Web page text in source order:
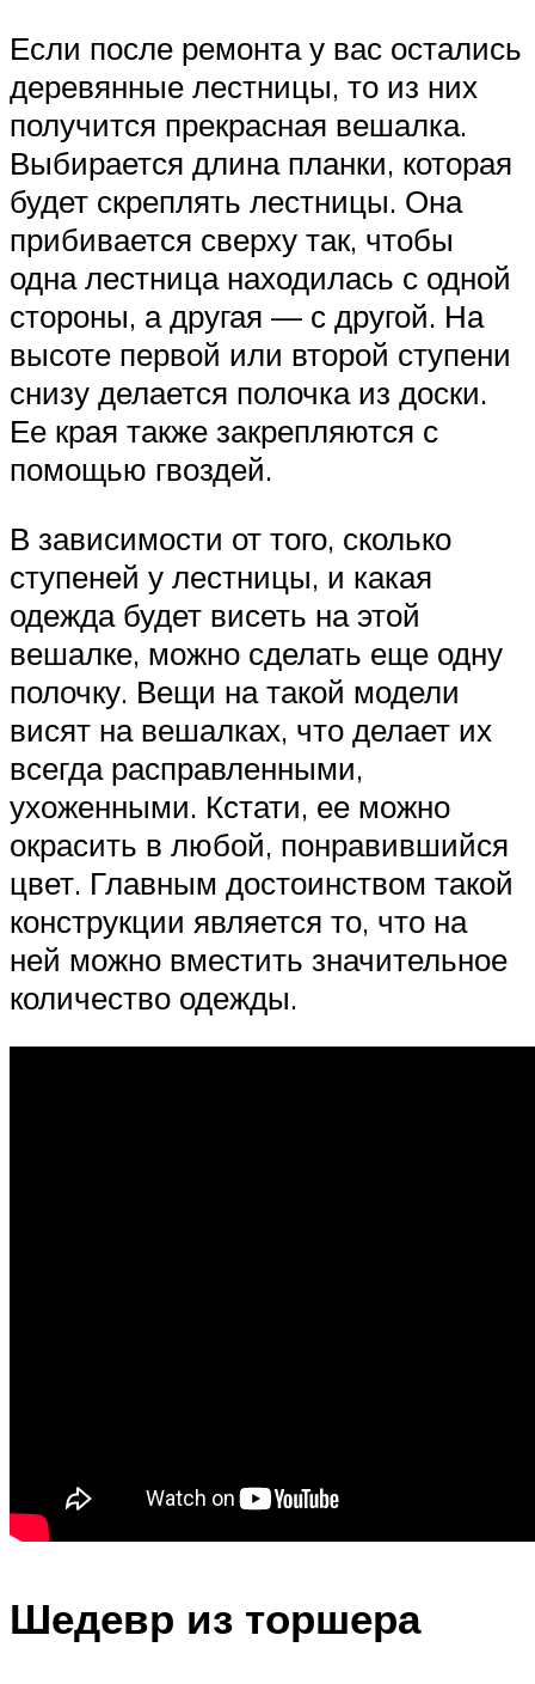
Если после ремонта у вас остались
деревянные лестницы, то из них
получится прекрасная вешалка.
Выбирается длина планки, которая
будет скреплять лестницы. Она
прибивается сверху так, чтобы
одна лестница находилась с одной
стороны, а другая — с другой. На
высоте первой или второй ступени
снизу делается полочка из доски.
Ее края также закрепляются с
помощью гвоздей.
В зависимости от того, сколько
ступеней у лестницы, и какая
одежда будет висеть на этой
вешалке, можно сделать еще одну
полочку. Вещи на такой модели
висят на вешалках, что делает их
всегда расправленными,
ухоженными. Кстати, ее можно
окрасить в любой, понравившийся
цвет. Главным достоинством такой
конструкции является то, что на
ней можно вместить значительное
количество одежды.
Шедевр из торшера